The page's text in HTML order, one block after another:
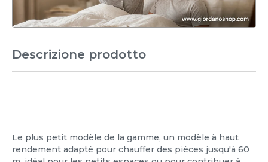
Descrizione prodotto
Le plus petit modèle de la gamme, un modèle à haut
rendement adapté pour chauffer des pièces jusqu'à 60